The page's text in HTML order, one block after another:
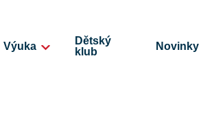
Výuka
Dětský
klub
Novinky